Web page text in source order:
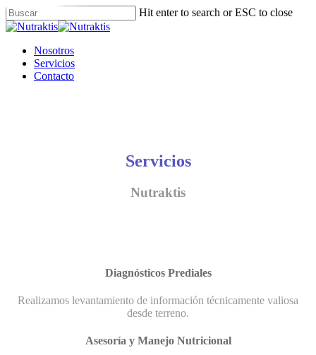
Skip
to
content
Hit enter to search or ESC to close
Close
Menu
Nosotros
Servicios
Contacto
Servicios
Nutraktis
Diagnósticos Prediales
Realizamos levantamiento de información técnicamente valiosa
desde terreno.
Asesoría y Manejo Nutricional